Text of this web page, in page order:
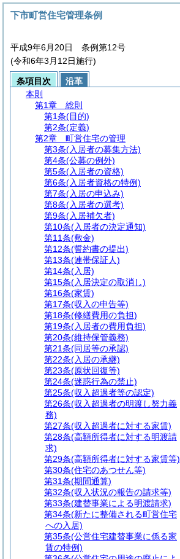
下市町営住宅管理条例
平成9年6月20日 条例第12号
(令和6年3月12日施行)
条項目次
沿革
本則
第1章
総則
第1条(目的)
第2条(定義)
第2章
町営住宅の管理
第3条(入居者の募集方法)
第4条(公募の例外)
第5条(入居者の資格)
第6条(入居者資格の特例)
第7条(入居の申込み)
第8条(入居者の選考)
第9条(入居補欠者)
第10条(入居者の決定通知)
第11条(敷金)
第12条(誓約書の提出)
第13条(連帯保証人)
第14条(入居)
第15条(入居決定の取消し)
第16条(家賃)
第17条(収入の申告等)
第18条(修繕費用の負担)
第19条(入居者の費用負担)
第20条(維持保管義務)
第21条(同居等の承認)
第22条(入居の承継)
第23条(原状回復等)
第24条(迷惑行為の禁止)
第25条(収入超過者等の認定)
第26条(収入超過者の明渡し努力義
務)
第27条(収入超過者に対する家賃)
第28条(高額所得者に対する明渡請
求)
第29条(高額所得者に対する家賃等)
第30条(住宅のあつせん等)
第31条(期間通算)
第32条(収入状況の報告の請求等)
第33条(建替事業による明渡請求)
第34条(新たに整備される町営住宅
への入居)
第35条(公営住宅建替事業に係る家
賃の特例)